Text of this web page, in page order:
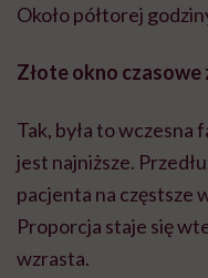
Około półtorej
Złote okno czasowe
Tak, była to wczesna
jest najniższe.
pacjenta na częstsze
Proporcja staje się
wzrasta.